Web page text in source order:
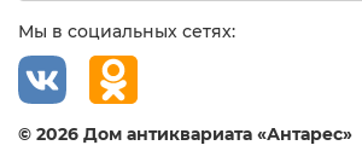
Мы в социальных сетях:
© 2026 Дом антиквариата «Антарес»